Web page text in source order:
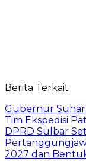
Berita Terkait
Gubernur
Tim Ekspedisi
DPRD Sulbar
2027 dan